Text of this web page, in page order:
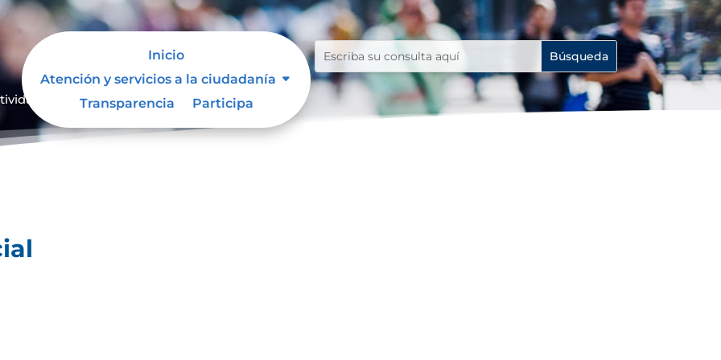
Inicio
Atención y servicios a la ciudadanía
Transparencia
Participa
especial